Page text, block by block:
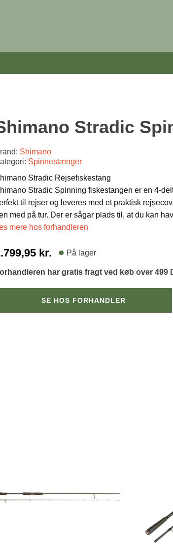
Stradic
Shimano
Spinnestænger
Stradic Rejsefiskestang
Stradic Spinning fiskestangen er en 4-
til rejser og leveres med et praktisk
med på tur. Der er sågar plads til, at du kan
mere hos forhandleren
kr. På lager
har gratis fragt ved køb over 499
SE HOS FORHANDLER